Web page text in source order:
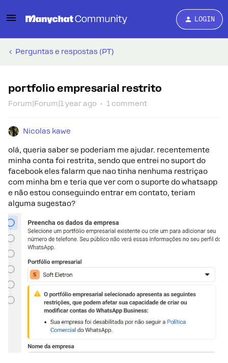
LOGIN
Perguntas e respostas (PT)
portfolio empresarial restrito
Forum|Forum|1 year ago 1 comment
Nicolas kawe
olá, queria saber se poderiam me ajudar. recentemente
minha conta foi restrita, sendo que entrei no suport do
facebook eles falarm que nao tinha nenhuma restriçao
com minha bm e teria que ver com o suporte do whatsapp
e não estou conseguindo entrar em contato, teriam
alguma sugestao?